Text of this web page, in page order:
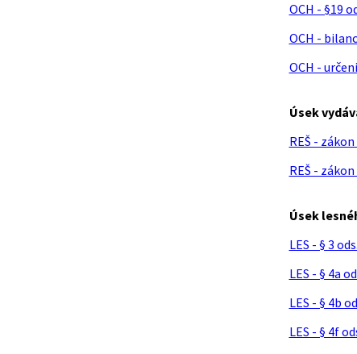
OCH - §19
OCH -
OCH -
Úsek
REŠ -
REŠ -
Úsek
LES - § 3
LES - § 4a
LES - § 4b
LES - § 4f